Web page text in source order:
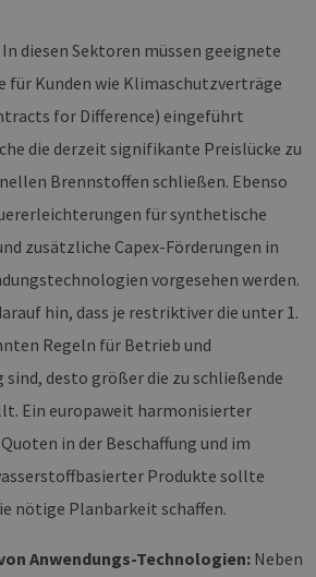
In diesen Sektoren müssen geeignete
für Kunden wie Klimaschutzverträge
for Difference) eingeführt
die derzeit signifikante Preislücke zu
Brennstoffen schließen. Ebenso
für synthetische
zusätzliche Capex-Förderungen in
vorgesehen werden.
hin, dass je restriktiver die unter 1.
Regeln für Betrieb und
desto größer die zu schließende
Ein europaweit harmonisierter
in der Beschaffung und im
Produkte sollte
nötige Planbarkeit schaffen.
Anwendungs-Technologien: Neben
Cloudflare Inc.
.vimeo.com
29 Minuten
37 Sekunden
Provider /
player.vimeo.com 15 Minuten
Sitzung
Ablaufdatum Beschreibung
Inc.
1 Jahr 1
Diese
werden vom
Videoplayer
verwendet.